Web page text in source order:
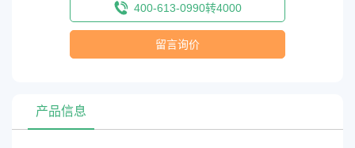
400-613-0990转4000
留言询价
产品信息